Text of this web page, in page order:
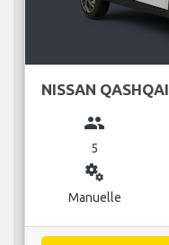
NISSAN QASHQAI
group
5
miscellaneous_services
Manuelle